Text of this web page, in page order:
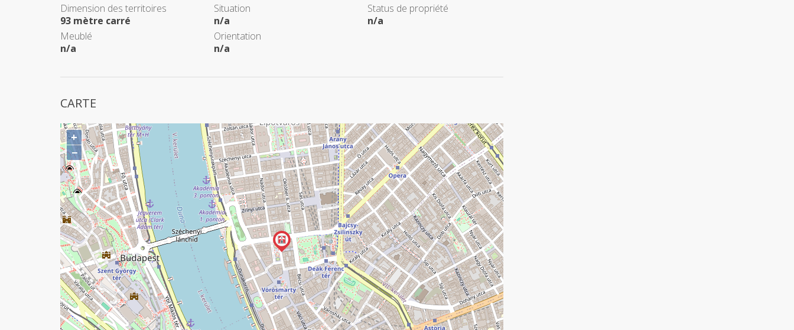
Dimension des territoires
93 mètre carré
Situation
n/a
Status de propriété
n/a
Meublé
n/a
Orientation
n/a
CARTE
+
−